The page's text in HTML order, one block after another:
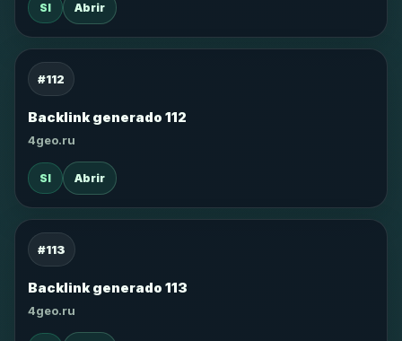
SI Abrir
#112
Backlink generado 112
4geo.ru
SI Abrir
#113
Backlink generado 113
4geo.ru